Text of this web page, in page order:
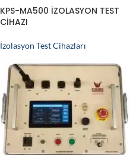
KPS-MA500 İZOLASYON TEST
CİHAZI
İzolasyon Test Cihazları